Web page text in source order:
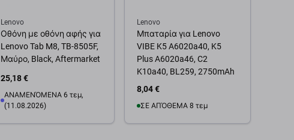
Lenovo
Οθόνη με οθόνη αφής για
Lenovo Tab M8, TB-8505F,
Μαύρο, Black, Aftermarket
25,18 €
ΑΝΑΜΕΝΌΜΕΝΑ 6 τεμ,
(11.08.2026)
Lenovo
Μπαταρία για Lenovo
VIBE K5 A6020a40, K5
Plus A6020a46, C2
K10a40, BL259, 2750mAh
8,04 €
ΣΕ ΑΠΌΘΕΜΑ 8 τεμ